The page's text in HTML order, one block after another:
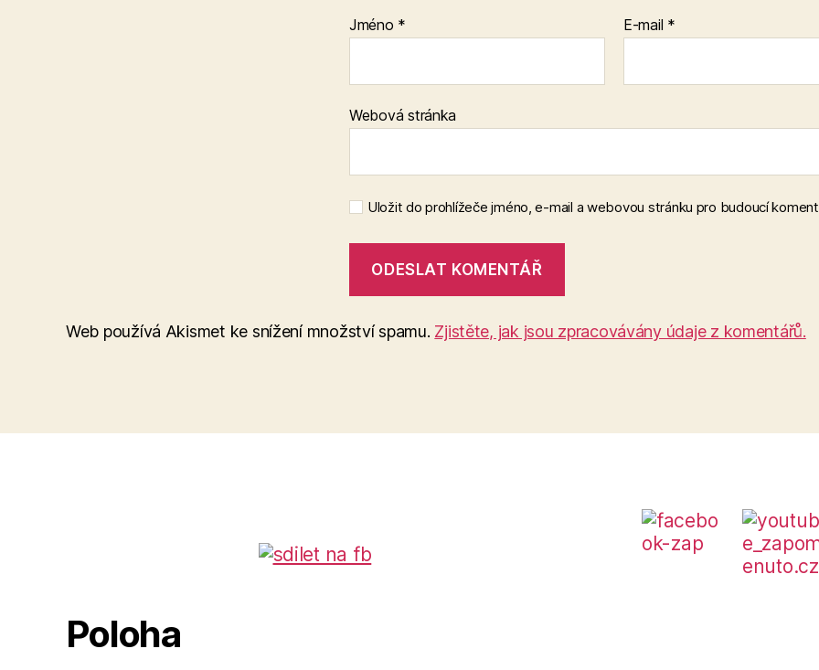
Jméno * E-mail *
Webová stránka
Uložit do prohlížeče jméno, e-mail a webovou stránku pro budoucí
Web používá Akismet ke snížení množství spamu. Zjistěte, jak jsou zpracovávány údaje z komentářů.
Poloha